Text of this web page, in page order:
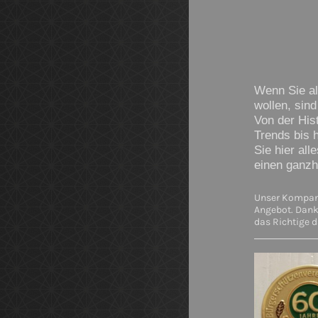
Wenn Sie
wollen,
Von der
Trends bis
Sie hier
einen
Unser
Angebot.
das Richtige